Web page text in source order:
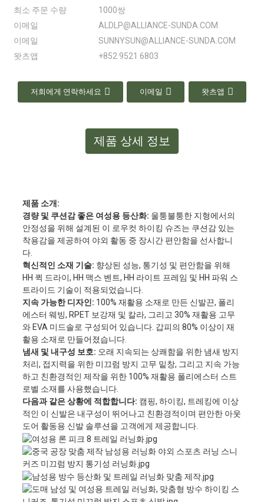
최소 주문 수량
1000쌍
이메일
ALDLP@ALLIANCE-SUNDA.COM
이메일
SUNNYSUN@ALLIANCE-SUNDA.COM
왓츠앱
+852 9521 6803
저희에게 연락하세요 이메일 왓츠앱
제품 상세 정보
제품 소개:
경량 및 쿠션감 좋은 여성용 등산화: 울퉁불퉁한 지형에서의
안정성을 위해 설계된 이 로우컷 하이킹 슈즈는 쿠션감 있는
착용감을 제공하여 야외 활동 중 장시간 편안함을 선사합니
다.
혁신적인 소재 기술: 향상된 성능, 통기성 및 편안함을 위해
HH 퀵 드라이, HH 맥스 벤트, HH 라이트 프레임 및 HH 파워 스
트라이드 기술이 적용되었습니다.
지속 가능한 디자인: 100% 재활용 소재로 만든 신발끈, 폴리
에스터 웨빙, RPET 보강재 및 칼라, 그리고 30% 재활용 고무
와 EVA 미드솔로 구성되어 있습니다. 갑피의 80% 이상이 재
활용 소재로 만들어졌습니다.
냄새 및 내구성 보호: 오래 지속되는 상쾌함을 위한 냄새 방지
처리, 접지력을 위한 미끄럼 방지 고무 밑창, 그리고 지속 가능
하고 친환경적인 제작을 위한 100% 재활용 폴리에스터 스트
로벨 소재를 사용했습니다.
다음과 같은 상황에 적합합니다: 캠핑, 하이킹, 트레킹에 이상
적인 이 신발은 내구성이 뛰어나고 친환경적이며 편안한 아웃
도어 활동용 신발 솔루션을 고객에게 제공합니다.